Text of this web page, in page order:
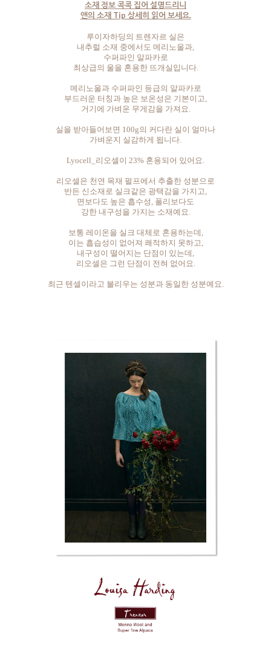
소재 정보 콕콕 집어 설명드리니
앤의 소재 Tip 상세히 읽어 보세요.
루이자하딩의 트렌자르 실은
내추럴 소재 중에서도 메리노울과,
수퍼파인 알파카로
최상급의 울을 혼용한 뜨개실입니다.
메리노울과 수퍼파인 등급의 알파카로
부드러운 터칭과 높은 보온성은 기본이고,
거기에 가벼운 무게감을 가져요.
실을 받아들어보면 100g의 커다란 실이 얼마나
가벼운지 실감하게 됩니다.
Lyocell_리오셀이 23% 혼용되어 있어요.
리오셀은 천연 목재 펄프에서 추출한 성분으로
반든 신소재로 실크같은 광택감을 가지고,
면보다도 높은 흡수성, 폴리보다도
강한 내구성을 가지는 소재예요.
보통 레이온을 실크 대체로 혼용하는데,
이는 흡습성이 없어져 쾌적하지 못하고,
내구성이 떨어지는 단점이 있는데,
리오셀은 그런 단점이 전혀 없어요.
최근 텐셀이라고 불리우는 성분과 동일한 성분예요.